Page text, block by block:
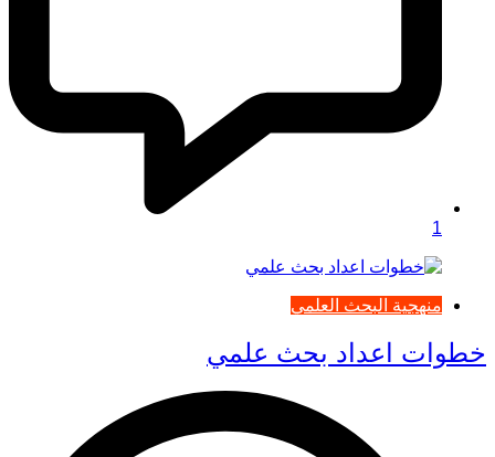
1
منهجية البحث العلمي
خطوات اعداد بحث علمي